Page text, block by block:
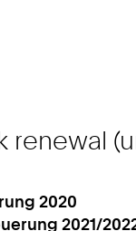
2020
2021/